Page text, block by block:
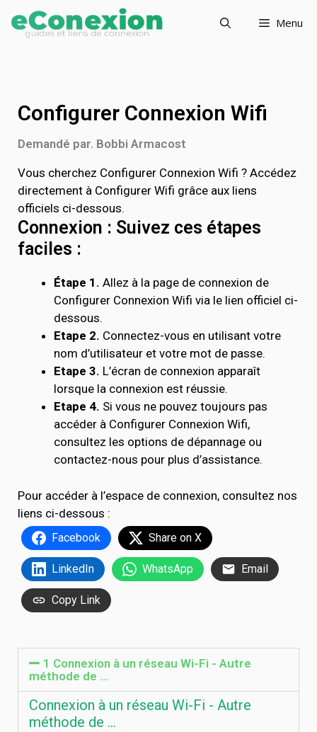
Menu
Configurer Connexion Wifi
Demandé par. Bobbi Armacost
Vous cherchez Configurer Connexion Wifi ? Accédez
directement à Configurer Wifi grâce aux liens
officiels ci-dessous.
Connexion : Suivez ces étapes
faciles :
Étape 1. Allez à la page de connexion de
Configurer Connexion Wifi via le lien officiel ci-
dessous.
Etape 2. Connectez-vous en utilisant votre
nom d’utilisateur et votre mot de passe.
Etape 3. L’écran de connexion apparaît
lorsque la connexion est réussie.
Etape 4. Si vous ne pouvez toujours pas
accéder à Configurer Connexion Wifi,
consultez les options de dépannage ou
contactez-nous pour plus d’assistance.
Pour accéder à l’espace de connexion, consultez nos
liens ci-dessous :
Facebook Share on X
LinkedIn WhatsApp Email
Copy Link
1 Connexion à un réseau Wi-Fi - Autre
méthode de …
Connexion à un réseau Wi-Fi - Autre
méthode de …